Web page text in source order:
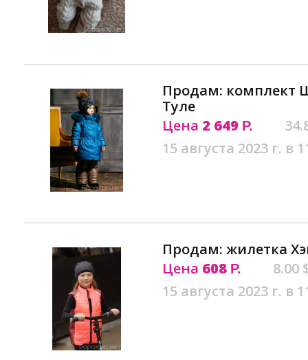
Продам: комплект
Туле
Цена 2 649 Р.
15 августа 2023 г. в
Продам: жилетка
Цена 608 Р.
8.00
15 августа 2023 г. в